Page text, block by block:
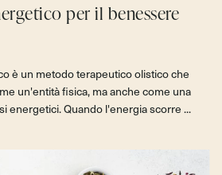
per il benessere
è un metodo terapeutico olistico che
un'entità fisica, ma anche come una
energetici. Quando l'energia scorre ...